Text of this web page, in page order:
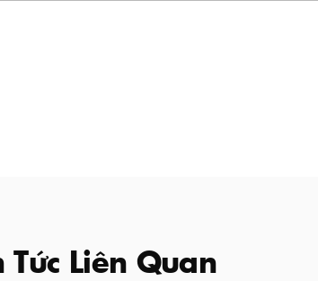
Tức Liên Quan